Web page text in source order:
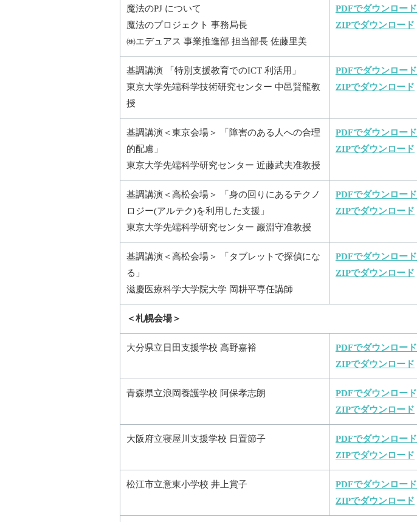
魔法のPJ について
魔法のプロジェクト 事務局長
㈱エデュアス 事業推進部 担当部長 佐藤里美
PDFでダウンロード
ZIPでダウンロード
基調講演 「特別支援教育でのICT 利活用」
東京大学先端科学技術研究センター 中邑賢龍教
授
PDFでダウンロード
ZIPでダウンロード
基調講演＜東京会場＞ 「障害のある人への合理
的配慮」
東京大学先端科学研究センター 近藤武夫准教授
PDFでダウンロード
ZIPでダウンロード
基調講演＜高松会場＞ 「身の回りにあるテクノ
ロジー(アルテク)を利用した支援」
東京大学先端科学研究センター 巖淵守准教授
PDFでダウンロード
ZIPでダウンロード
基調講演＜高松会場＞ 「タブレットで探偵にな
る」
滋慶医療科学大学院大学 岡耕平専任講師
PDFでダウンロード
ZIPでダウンロード
＜札幌会場＞
大分県立日田支援学校 高野嘉裕
PDFでダウンロード
ZIPでダウンロード
青森県立浪岡養護学校 阿保孝志朗
PDFでダウンロード
ZIPでダウンロード
大阪府立寝屋川支援学校 日置節子
PDFでダウンロード
ZIPでダウンロード
松江市立意東小学校 井上賞子
PDFでダウンロード
ZIPでダウンロード